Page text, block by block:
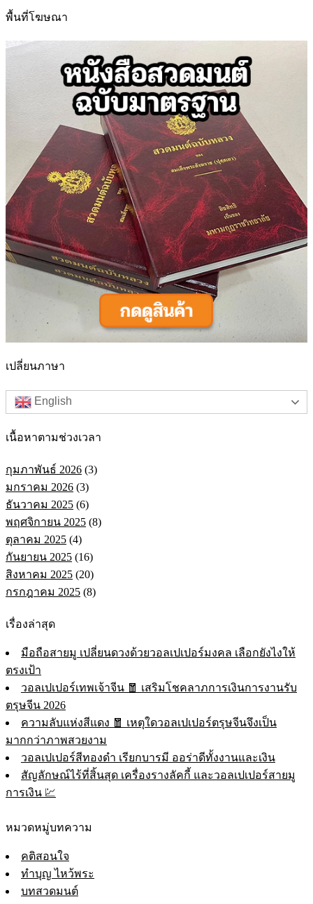
สำหรับ:
พื้นที่โฆษณา
เปลี่ยนภาษา
English
เนื้อหาตามช่วงเวลา
กุมภาพันธ์ 2026 (3)
มกราคม 2026 (3)
ธันวาคม 2025 (6)
พฤศจิกายน 2025 (8)
ตุลาคม 2025 (4)
กันยายน 2025 (16)
สิงหาคม 2025 (20)
กรกฎาคม 2025 (8)
เรื่องล่าสุด
มือถือสายมู เปลี่ยนดวงด้วยวอลเปเปอร์มงคล เลือกยังไงให้
ตรงเป้า
วอลเปเปอร์เทพเจ้าจีน 🧧 เสริมโชคลาภการเงินการงานรับ
ตรุษจีน 2026
ความลับแห่งสีแดง 🧧 เหตุใดวอลเปเปอร์ตรุษจีนจึงเป็น
มากกว่าภาพสวยงาม
วอลเปเปอร์สีทองดำ เรียกบารมี ออร่าดีทั้งงานและเงิน
สัญลักษณ์ไร้ที่สิ้นสุด เครื่องรางลัคกี้ และวอลเปเปอร์สายมู
การเงิน 💹
หมวดหมู่บทความ
คติสอนใจ
ทำบุญ ไหว้พระ
บทสวดมนต์